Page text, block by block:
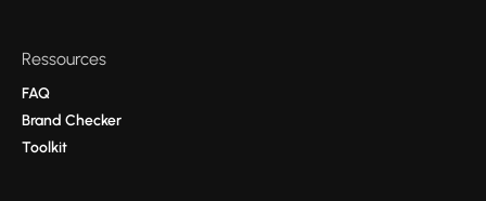
Ressources
FAQ
Brand Checker
Toolkit